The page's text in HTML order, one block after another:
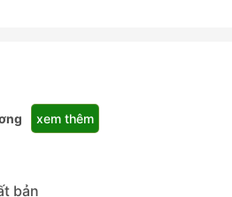
xem thêm
bản